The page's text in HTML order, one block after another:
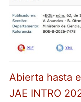
Abierta hasta
JAE INTRO